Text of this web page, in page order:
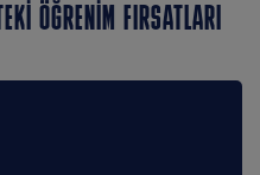
ÖĞRENIM FIRSATLARI